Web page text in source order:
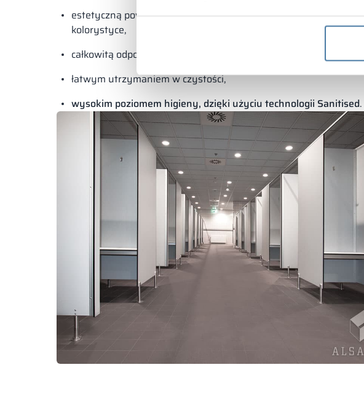
estetyczną powierzchnią, która może być wykonana w dowolnej
kolorystyce,
całkowitą odpornością na wilgoć i wodę,
łatwym utrzymaniem w czystości,
wysokim poziomem higieny, dzięki użyciu technologii Sanitised.